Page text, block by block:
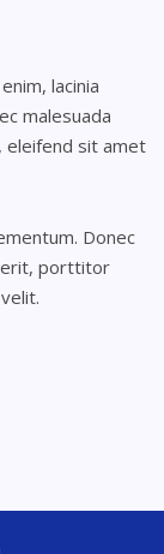
lacinia
malesuada
eleifend sit amet
Donec
porttitor